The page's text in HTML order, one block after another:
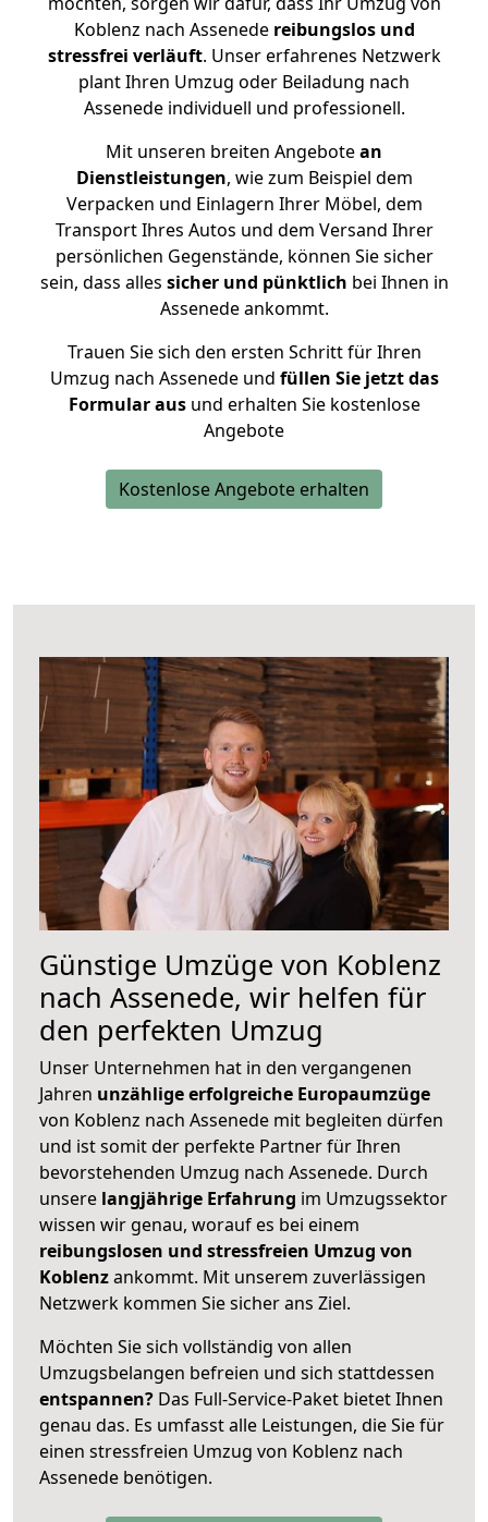
Koblenz nach Assenede reibungslos und
stressfrei verläuft. Unser erfahrenes Netzwerk
plant Ihren Umzug oder Beiladung nach
Assenede individuell und professionell.
Mit unseren breiten Angebotean
Dienstleistungen, wie zum Beispiel dem
Verpacken und Einlagern Ihrer Möbel, dem
Transport Ihres Autos und dem Versand Ihrer
persönlichen Gegenstände, können Sie sicher
sein, dass alles sicher und pünktlich bei Ihnen in
Assenede ankommt.
Trauen Sie sich den ersten Schritt für Ihren
Umzug nach Assenede und füllen Sie jetzt das
Formular ausund erhalten Sie kostenlose
Angebote
Kostenlose Angebote erhalten
Günstige Umzüge von Koblenz
nach Assenede, wir helfen für
den perfekten Umzug
Unser Unternehmen hat in den vergangenen
Jahren unzählige erfolgreiche Europaumzüge
von Koblenz nach Assenede mit begleiten dürfen
und ist somit der perfekte Partner für Ihren
bevorstehenden Umzug nach Assenede. Durch
unsere langjährige Erfahrung im Umzugssektor
wissen wir genau, worauf es bei einem
reibungslosen und stressfreien Umzug von
Koblenzankommt. Mit unserem zuverlässigen
Netzwerk kommen Sie sicher ans Ziel.
Möchten Sie sich vollständig von allen
Umzugsbelangen befreien und sich stattdessen
entspannen? Das Full-Service-Paket bietet Ihnen
genau das. Es umfasst alle Leistungen, die Sie für
einen stressfreien Umzug von Koblenz nach
Assenede benötigen.